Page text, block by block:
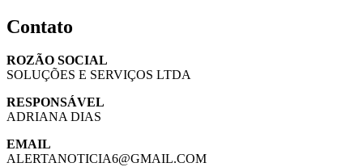
Contato
ROZÃO SOCIAL
SOLUÇÕES E SERVIÇOS LTDA
RESPONSÁVEL
ADRIANA DIAS
EMAIL
ALERTANOTICIA6@GMAIL.COM